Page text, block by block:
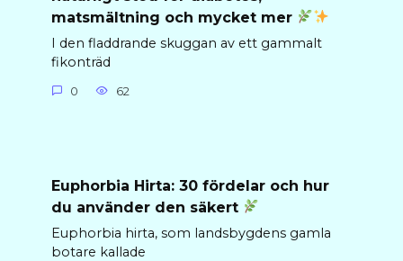
matsmältning och mycket mer
I den fladdrande skuggan av ett gammalt
fikonträd
0 62
Euphorbia Hirta: 30 fördelar och hur
du använder den säkert
Euphorbia hirta, som landsbygdens gamla
botare kallade